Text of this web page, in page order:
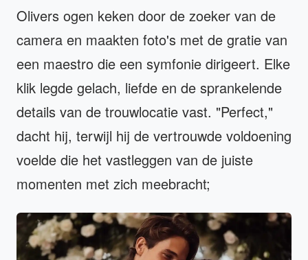
Olivers ogen keken door de zoeker van de
camera en maakten foto's met de gratie van
een maestro die een symfonie dirigeert. Elke
klik legde gelach, liefde en de sprankelende
details van de trouwlocatie vast. "Perfect,"
dacht hij, terwijl hij de vertrouwde voldoening
voelde die het vastleggen van de juiste
momenten met zich meebracht;